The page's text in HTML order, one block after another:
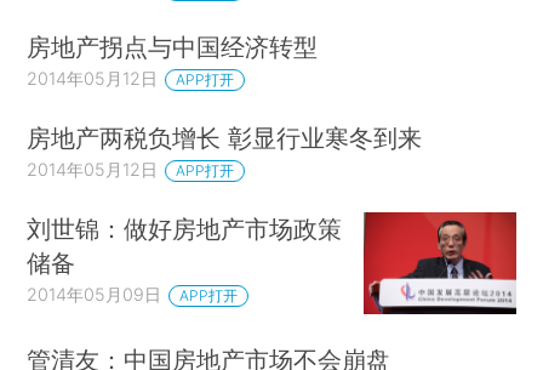
房地产拐点与中国经济转型
2014年05月12日 APP打开
房地产两税负增长 彰显行业寒冬到来
2014年05月12日 APP打开
刘世锦：做好房地产市场政策
储备
2014年05月09日 APP打开
管清友：中国房地产市场不会崩盘